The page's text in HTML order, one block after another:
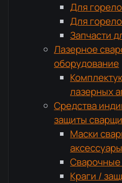
Для
Для
Запчасти
Лазерное
оборудование
лазерных
Средства
защиты
Маски
Краги /